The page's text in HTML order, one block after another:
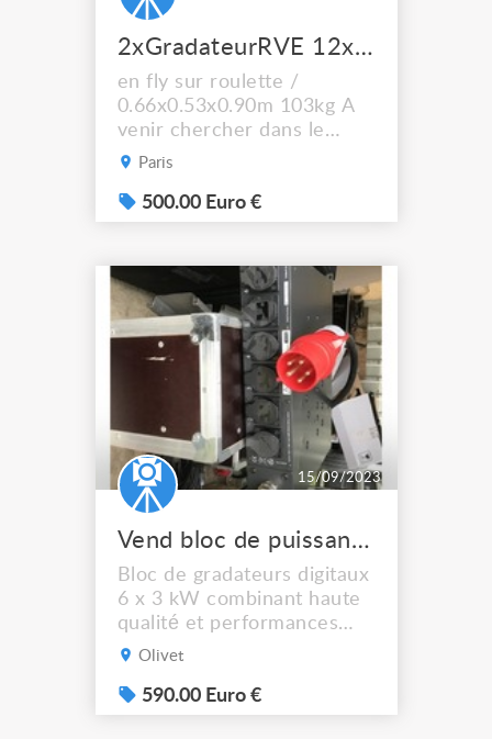
2xGradateurRVE 12x5kw arrivée 125AT 5pts010V analogique
en fly sur roulette /
0.66x0.53x0.90m 103kg A
venir chercher dans le
19ème arrondissement de
à Vendre ou à Echanger
contre GRADA FLUO
Paris
500.00 Euro €
15/09/2023
Vend bloc de puissance 6 x 3 KW MIKAPACK ADB
Bloc de gradateurs digitaux
6 x 3 kW combinant haute
qualité et performances
supérieures à la moyenne •
écran LCD 2 x 8 caractères
avec menu convivial pour
Olivet
590.00 Euro €